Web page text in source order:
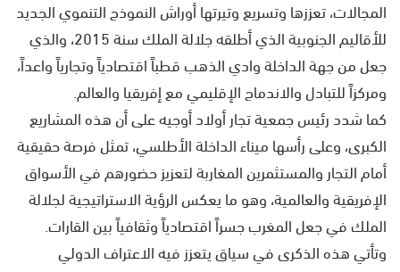
المجالات، تعززها وتسريع وتيرتها أوراش النموذج التنموي الجديد
للأقاليم الجنوبية الذي أطلقه جلالة الملك سنة 2015، والذي
جعل من جهة الداخلة وادي الذهب قطباً اقتصادياً وتجارياً واعداً،
ومركزاً للتبادل والاندماج الإقليمي مع إفريقيا والعالم.
كما شدد رئيس جمعية تجار أولاد أوجيه على أن هذه المشاريع
الكبرى، وعلى رأسها ميناء الداخلة الأطلسي، تمثل فرصة حقيقية
أمام التجار والمستثمرين المغاربة لتعزيز حضورهم في الأسواق
الإفريقية والعالمية، وهو ما يعكس الرؤية الاستراتيجية لجلالة
الملك في جعل المغرب جسراً اقتصادياً وثقافياً بين القارات.
وتأتي هذه الذكرى في سياق يتعزز فيه الاعتراف الدولي